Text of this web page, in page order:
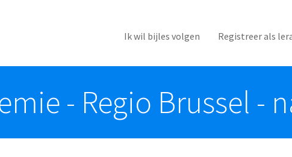
Ik wil bijles volgen Registreer als
- Regio Brussel -